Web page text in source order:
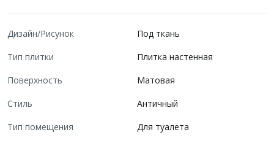
Дизайн/Рисунок
Под ткань
Тип плитки
Плитка настенная
Поверхность
Матовая
Стиль
Античный
Тип помещения
Для туалета